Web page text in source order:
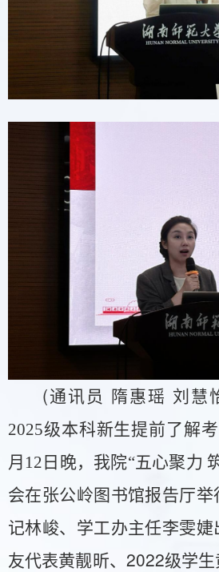
(通讯员 隋惠瑶 刘慧
2025级本科新生提前了解
月12日晚，我院“五心聚力
会在张公岭图书馆报告厅举
记林峻、学工办主任李雯
友代表黄靓昕、 2022级学生